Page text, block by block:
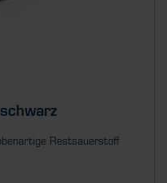
Restsauerstoff